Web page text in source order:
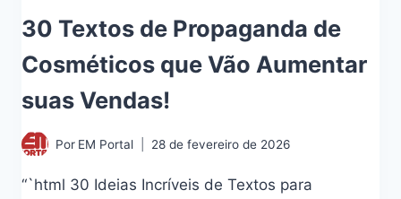
30 Textos de Propaganda de
Cosméticos que Vão Aumentar
suas Vendas!
Por EM Portal 28 de fevereiro de 2026
“`html 30 Ideias Incríveis de Textos para